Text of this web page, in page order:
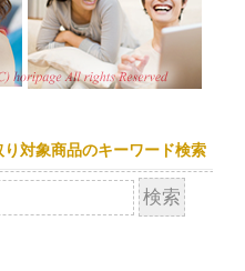
対象商品のキーワード検索